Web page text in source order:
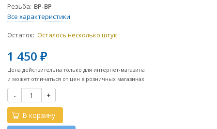
Резьба ВР-ВР
Все характеристики
Остаток: Осталось несколько штук
1 450 ₽
Цена действительна только для интернет-магазина
и может отличаться от цен в розничных магазинах
- +
В корзину